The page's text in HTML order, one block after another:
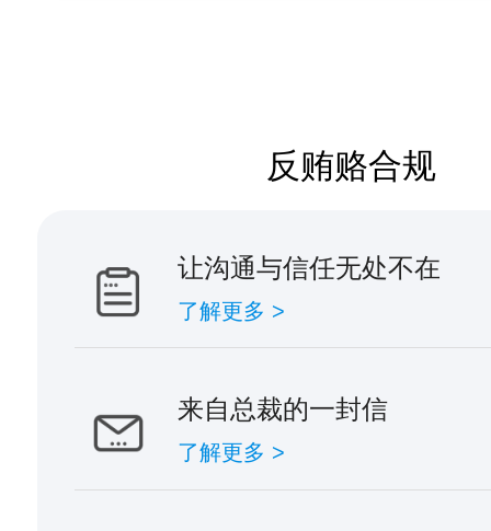
反贿赂合规
让沟通与信任无处不在
了解更多 >
来自总裁的一封信
了解更多 >